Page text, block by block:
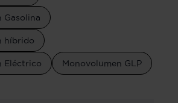
Gasolina
híbrido
Eléctrico Monovolumen GLP